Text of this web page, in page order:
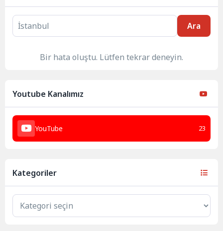
Ara
Bir hata oluştu. Lütfen tekrar deneyin.
Youtube Kanalımız
YouTube 23
Kategoriler